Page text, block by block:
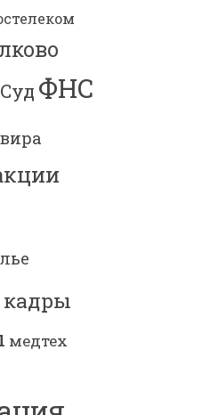
Суд ФНС
кадры
медтех